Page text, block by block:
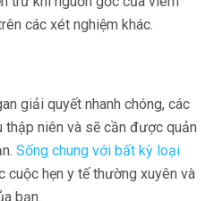
các xét nghiệm khác.
giải quyết nhanh chóng, các
thập niên và sẽ cần được quản
Sống chung với bất kỳ loại
cuộc hẹn y tế thường xuyên và
bạn.